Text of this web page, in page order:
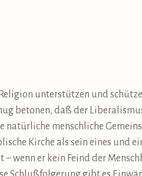
unterstützen und
betonen, daß der
natürliche menschliche
Kirche als sein eines und
wenn er kein Feind der